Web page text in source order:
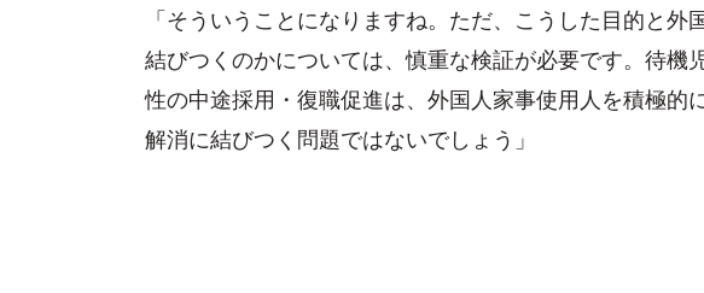
「そういうことになりますね。ただ、こうした目的と
結びつくのかについては、慎重な検証が必要です。待機
性の中途採用・復職促進は、外国人家事使用人を積極的
解消に結びつく問題ではないでしょう」